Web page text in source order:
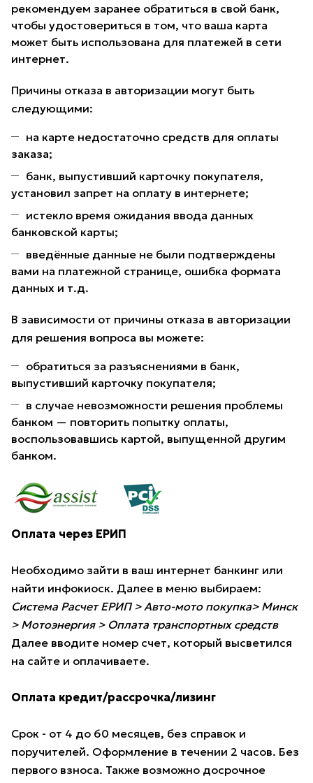
рекомендуем заранее обратиться в свой банк,
чтобы удостовериться в том, что ваша карта
может быть использована для платежей в сети
интернет.
Причины отказа в авторизации могут быть
следующими:
на карте недостаточно средств для оплаты
заказа;
банк, выпустивший карточку покупателя,
установил запрет на оплату в интернете;
истекло время ожидания ввода данных
банковской карты;
введённые данные не были подтверждены
вами на платежной странице, ошибка формата
данных и т.д.
В зависимости от причины отказа в авторизации
для решения вопроса вы можете:
обратиться за разъяснениями в банк,
выпустивший карточку покупателя;
в случае невозможности решения проблемы
банком — повторить попытку оплаты,
воспользовавшись картой, выпущенной другим
банком.
Оплата через ЕРИП
Необходимо зайти в ваш интернет банкинг или
найти инфокиоск. Далее в меню выбираем:
Система Расчет ЕРИП > Авто-мото покупка> Минск
> Мотоэнергия > Оплата транспортных средств
Далее вводите номер счет, который высветился
на сайте и оплачиваете.
Оплата кредит/рассрочка/лизинг
Срок - от 4 до 60 месяцев, без справок и
поручителей. Оформление в течении 2 часов. Без
первого взноса. Также возможно досрочное